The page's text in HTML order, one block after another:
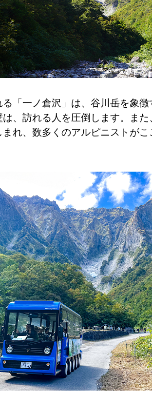
「一ノ倉沢」は、谷川岳を象徴
、訪れる人を圧倒します。ま
れ、数多くのアルピニストが